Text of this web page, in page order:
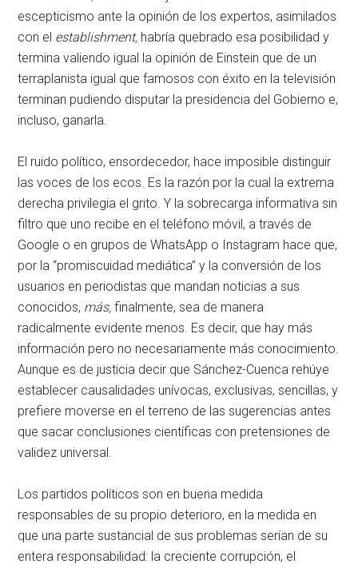
escepticismo ante la opinión de los expertos, asimilados
con el establishment, habría quebrado esa posibilidad y
termina valiendo igual la opinión de Einstein que de un
terraplanista igual que famosos con éxito en la televisión
terminan pudiendo disputar la presidencia del Gobierno e,
incluso, ganarla.
El ruido político, ensordecedor, hace imposible distinguir
las voces de los ecos. Es la razón por la cual la extrema
derecha privilegia el grito. Y la sobrecarga informativa sin
filtro que uno recibe en el teléfono móvil, a través de
Google o en grupos de WhatsApp o Instagram hace que,
por la “promiscuidad mediática” y la conversión de los
usuarios en periodistas que mandan noticias a sus
conocidos, más, finalmente, sea de manera
radicalmente evidente menos. Es decir, que hay más
información pero no necesariamente más conocimiento.
Aunque es de justicia decir que Sánchez-Cuenca rehúye
establecer causalidades unívocas, exclusivas, sencillas, y
prefiere moverse en el terreno de las sugerencias antes
que sacar conclusiones científicas con pretensiones de
validez universal.
Los partidos políticos son en buena medida
responsables de su propio deterioro, en la medida en
que una parte sustancial de sus problemas serían de su
entera responsabilidad: la creciente corrupción, el